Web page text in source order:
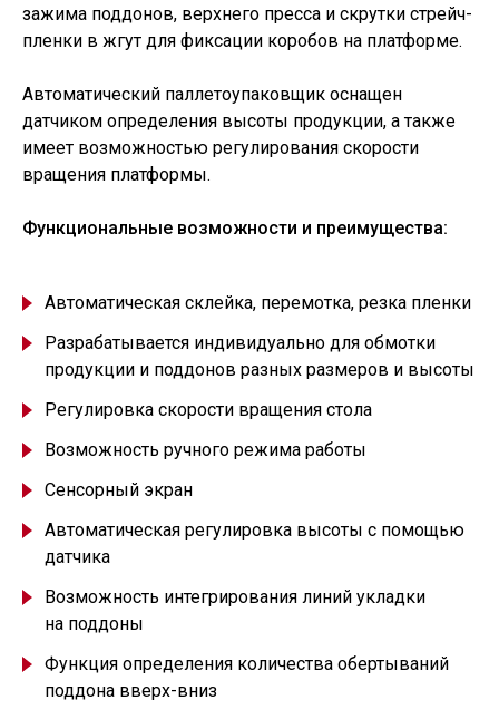
зажима поддонов, верхнего пресса и скрутки стрейч-
пленки в жгут для фиксации коробов на платформе.
Автоматический паллетоупаковщик оснащен
датчиком определения высоты продукции, а также
имеет возможностью регулирования скорости
вращения платформы.
Функциональные возможности и преимущества:
Автоматическая склейка, перемотка, резка пленки
Разрабатывается индивидуально для обмотки
продукции и поддонов разных размеров и высоты
Регулировка скорости вращения стола
Возможность ручного режима работы
Сенсорный экран
Автоматическая регулировка высоты с помощью
датчика
Возможность интегрирования линий укладки
на поддоны
Функция определения количества обертываний
поддона вверх-вниз